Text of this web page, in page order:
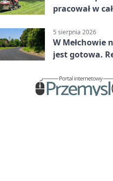
pracował w
5 sierpnia 2026
W Mełchowie
jest gotowa.